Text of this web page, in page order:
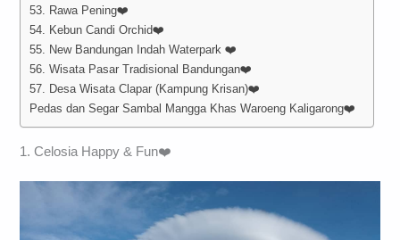
53. Rawa Pening❤️
54. Kebun Candi Orchid❤️
55. New Bandungan Indah Waterpark ❤️
56. Wisata Pasar Tradisional Bandungan❤️
57. Desa Wisata Clapar (Kampung Krisan)❤️
Pedas dan Segar Sambal Mangga Khas Waroeng Kaligarong❤️
1. Celosia Happy & Fun❤️